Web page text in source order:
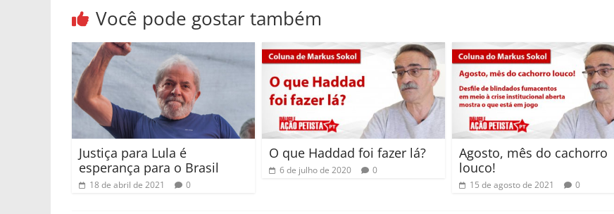
Você pode gostar também
Justiça para Lula é
esperança para o Brasil
18 de abril de 2021 0
O que Haddad foi fazer lá?
6 de julho de 2020 0
Agosto, mês do cachorro
louco!
15 de agosto de 2021 0